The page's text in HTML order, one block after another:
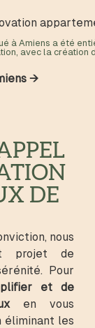
à Amiens a été
avec la création
→
DE
nous
projet de
Pour
et de
en vous
éliminant les